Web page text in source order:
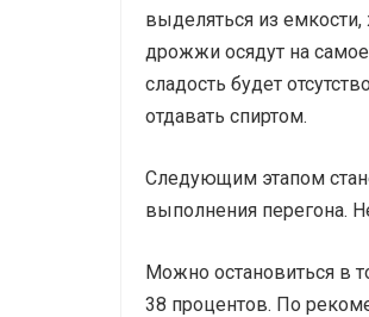
выделяться из
дрожжи осядут на
сладость будет
отдавать спиртом.
Следующим этапом
выполнения перегона.
Можно остановиться в
38 процентов. По